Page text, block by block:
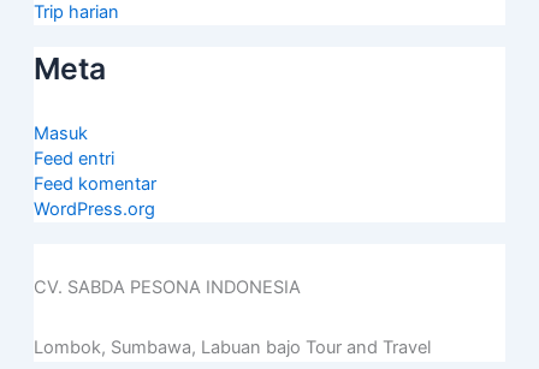
Trip harian
Meta
Masuk
Feed entri
Feed komentar
WordPress.org
CV. SABDA PESONA INDONESIA
Lombok, Sumbawa, Labuan bajo Tour and Travel